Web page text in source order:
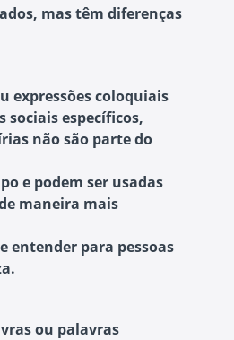
mas têm diferenças
expressões coloquiais
sociais específicos,
não são parte do
e podem ser usadas
maneira mais
entender para pessoas
ou palavras